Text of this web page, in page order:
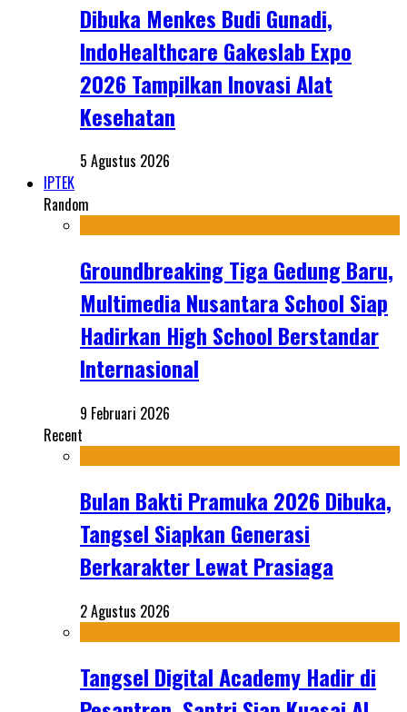
Dibuka Menkes Budi Gunadi,
IndoHealthcare Gakeslab Expo
2026 Tampilkan Inovasi Alat
Kesehatan
5 Agustus 2026
IPTEK
Random
Groundbreaking Tiga Gedung Baru,
Multimedia Nusantara School Siap
Hadirkan High School Berstandar
Internasional
9 Februari 2026
Recent
Bulan Bakti Pramuka 2026 Dibuka,
Tangsel Siapkan Generasi
Berkarakter Lewat Prasiaga
2 Agustus 2026
Tangsel Digital Academy Hadir di